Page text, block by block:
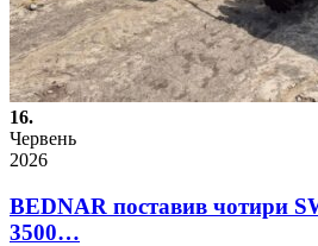
16.
Червень
2026
BEDNAR поставив чотири
3500…